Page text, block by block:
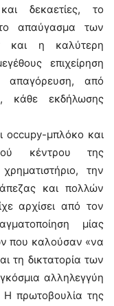
δεκαετίες, το
απαύγασμα των
και η καλύτερη
επιχείρηση
απαγόρευση, από
κάθε εκδήλωσης
occupy-μπλόκο και
κέντρου της
την
και πολλών
αρχίσει από τον
μίας
που καλούσαν «να
τη δικτατορία των
αλληλεγγύη
Η πρωτοβουλία της